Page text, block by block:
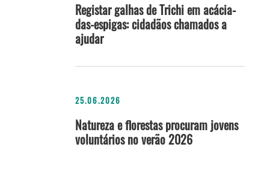
Registar galhas de Trichi em acácia-
das-espigas: cidadãos chamados a
ajudar
25.06.2026
Natureza e florestas procuram jovens
voluntários no verão 2026